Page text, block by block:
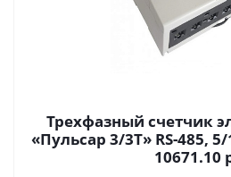
Трехфазный счетчик
«Пульсар 3/3Т» RS-485,
10671.10